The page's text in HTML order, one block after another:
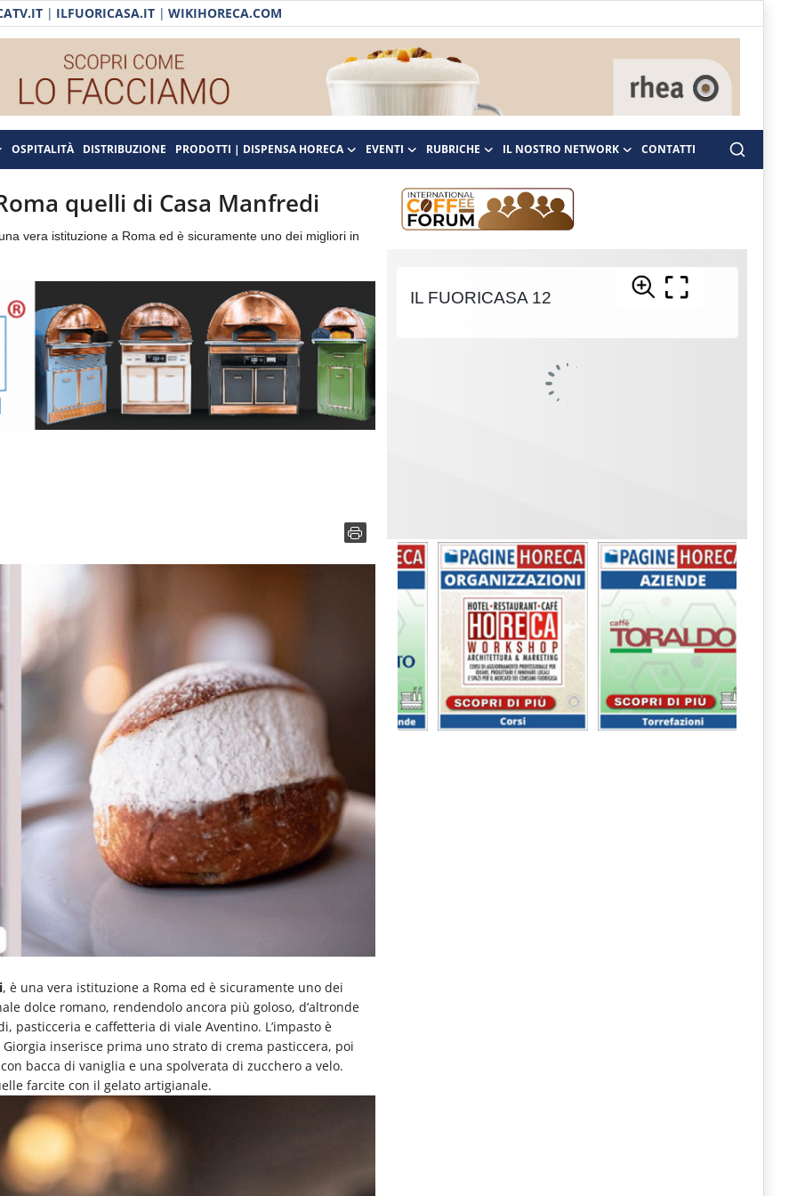
| ILFUORICASA.IT | WIKIHORECA.COM
OSPITALITÀ DISTRIBUZIONE PRODOTTI | DISPENSA HORECA EVENTI RUBRICHE IL NOSTRO NETWORK CONTATTI
quelli di Casa Manfredi
vera istituzione a Roma ed è sicuramente uno dei migliori in
, è una vera istituzione a Roma ed è sicuramente uno dei
dolce romano, rendendolo ancora più goloso, d’altronde
pasticceria e caffetteria di viale Aventino. L’impasto è
inserisce prima uno strato di crema pasticcera, poi
bacca di vaniglia e una spolverata di zucchero a velo.
farcite con il gelato artigianale.